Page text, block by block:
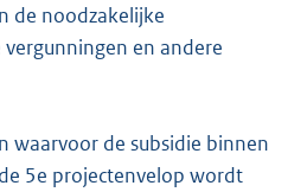
de noodzakelijke
en andere
waarvoor de subsidie binnen
5e projectenvelop wordt